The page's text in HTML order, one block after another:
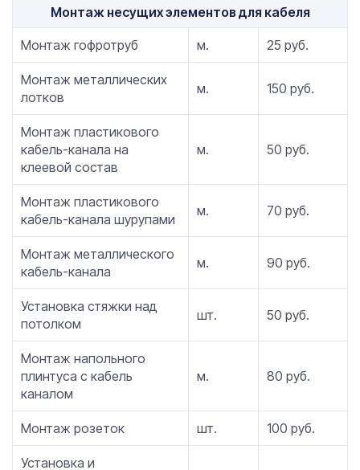
Монтаж несущих элементов для кабеля
Монтаж гофротруб м. 25 руб.
Монтаж металлических
лотков
м. 150 руб.
Монтаж пластикового
кабель-канала на
клеевой состав
м. 50 руб.
Монтаж пластикового
кабель-канала шурупами
м. 70 руб.
Монтаж металлического
кабель-канала
м. 90 руб.
Установка стяжки над
потолком
шт. 50 руб.
Монтаж напольного
плинтуса с кабель
каналом
м. 80 руб.
Монтаж розеток шт. 100 руб.
Установка и